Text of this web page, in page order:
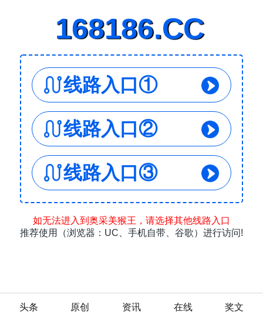
头条 原创 资讯 在线
奖文